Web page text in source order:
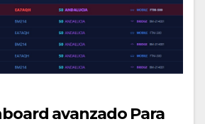
avanzado Para